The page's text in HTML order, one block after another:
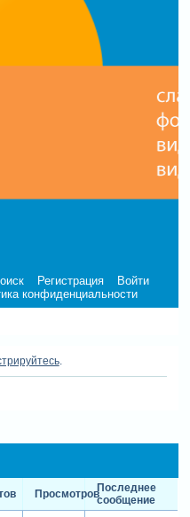
Регистрация
Войти
конфиденциальности
.
ПросмотровПоследнее
сообщение